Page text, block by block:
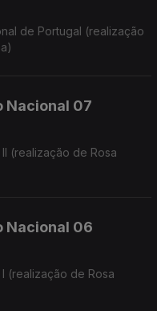
de Portugal (realização
Nacional 07
(realização de Rosa
Nacional 06
(realização de Rosa